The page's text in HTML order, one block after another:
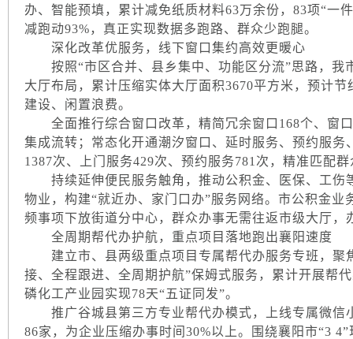
办、智能预填，累计减免纸质材料63万余份，83项“一
减跑动93%，真正实现数据多跑路、群众少跑腿。
深化改革优服务，线下窗口集约高效更暖心
按照“市区合并、县乡集中、功能区分流”思路，我
大厅布局，累计压缩实体大厅面积3670平方米，预计
建设、闲置浪费。
全面推行综合窗口改革，精简冗余窗口168个、窗
集成流转；常态化开通潮汐窗口、延时服务、预约服
1387次、上门服务429次、预约服务781次，精准匹配
持续延伸便民服务触角，推动公积金、医保、工伤
物业，构建“就近办、家门口办”服务网络。市公积金
频事项下放街道分中心，群众办事无需往返市级大厅，
全周期帮代办护航，重点项目落地跑出襄阳速度
建立市、县两级重点项目专属帮代办服务专班，聚
接、全程跟进、全周期护航”保姆式服务，累计开展帮
磷化工产业园实现78天“五证同发”。
推广谷城县第三方专业帮代办模式，上线专属微信
86家，为企业压缩办事时间30%以上。围绕襄阳市“3